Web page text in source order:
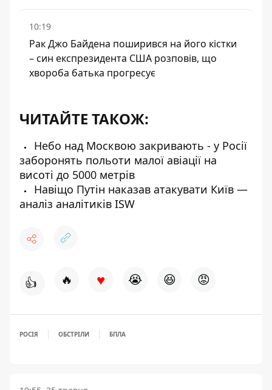
10:19
Рак Джо Байдена поширився на його кістки
– син експрезидента США розповів, що
хвороба батька прогресує
ЧИТАЙТЕ ТАКОЖ:
Небо над Москвою закривають - у Росії
заборонять польоти малої авіації на
висоті до 5000 метрів
Навіщо Путін наказав атакувати Київ —
аналіз аналітиків ISW
👍 🔥 ♥ 😭 😆 😡
РОСІЯ ОБСТРІЛИ БПЛА